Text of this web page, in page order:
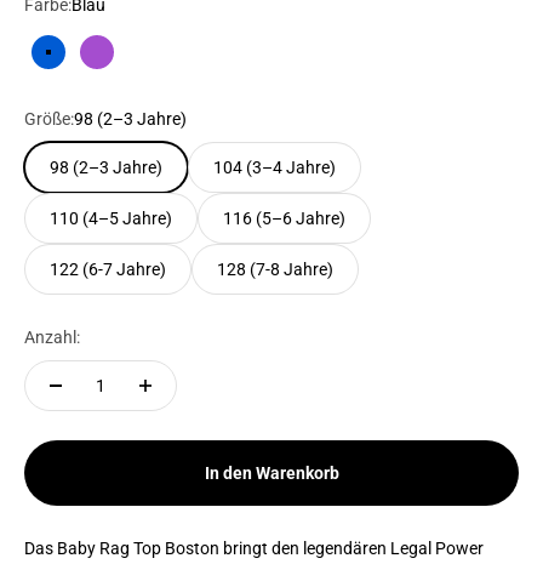
Farbe:Blau
Blau Lila
Größe:98 (2–3 Jahre)
98 (2–3 Jahre) 104 (3–4 Jahre)
110 (4–5 Jahre) 116 (5–6 Jahre)
122 (6-7 Jahre) 128 (7-8 Jahre)
Anzahl:
In den Warenkorb
Das Baby Rag Top Boston bringt den legendären Legal Power